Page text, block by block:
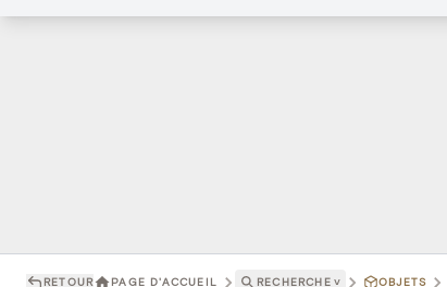
RETOUR PAGE D'ACCUEIL RECHERCHE ˅ OBJETS